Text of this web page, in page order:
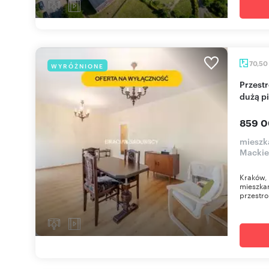
WYRÓŻNIONE 70,50
Przestronne 4-pokojowe mieszkanie z loggią i
dużą
859